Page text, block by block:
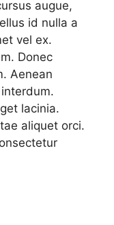
augue,
id nulla a
vel ex.
Donec
Aenean
lacinia.
aliquet orci.